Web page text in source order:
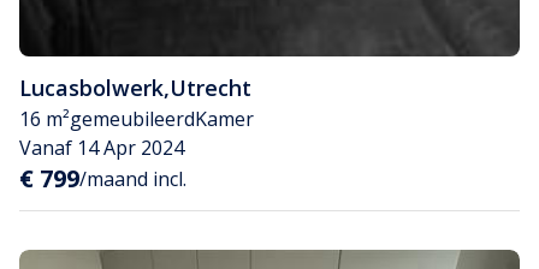
Lucasbolwerk,Utrecht
16 m²gemeubileerdKamer
Vanaf 14 Apr 2024
€ 799/maand incl.